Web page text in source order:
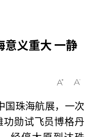
义重大 一静
国珠海航展，一次
勋试飞员博格丹